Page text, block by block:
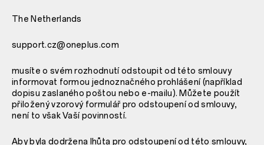
The Netherlands
support.cz@oneplus.com
musíte o svém rozhodnutí odstoupit od této smlouvy
informovat formou jednoznačného prohlášení (například
dopisu zaslaného poštou nebo e-mailu). Můžete použít
přiložený vzorový formulář pro odstoupení od smlouvy,
není to však Vaší povinností.
Aby byla dodržena lhůta pro odstoupení od této smlouvy,